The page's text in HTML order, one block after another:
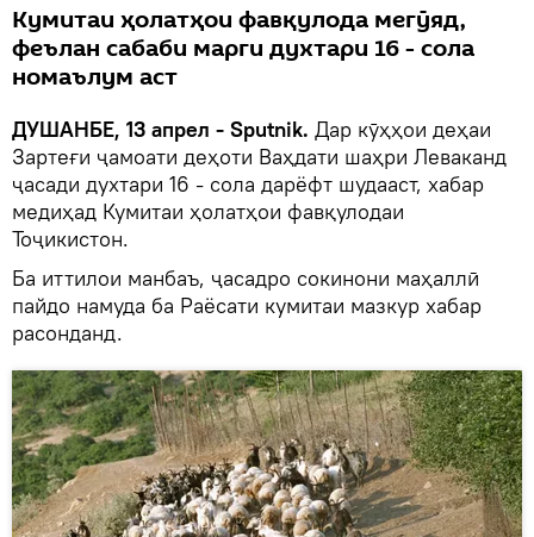
Кумитаи ҳолатҳои фавқулода мегӯяд,
феълан сабаби марги духтари 16 - сола
номаълум аст
ДУШАНБЕ, 13 апрел - Sputnik. Дар кӯҳҳои деҳаи
Зартеғи ҷамоати деҳоти Ваҳдати шаҳри Леваканд
ҷасади духтари 16 - сола дарёфт шудааст, хабар
медиҳад Кумитаи ҳолатҳои фавқулодаи
Тоҷикистон.
Ба иттилои манбаъ, ҷасадро сокинони маҳаллӣ
пайдо намуда ба Раёсати кумитаи мазкур хабар
расонданд.